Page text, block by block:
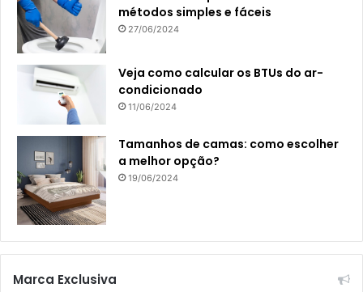
métodos simples e fáceis
27/06/2024
Veja como calcular os BTUs do ar-
condicionado
11/06/2024
Tamanhos de camas: como escolher
a melhor opção?
19/06/2024
Marca Exclusiva